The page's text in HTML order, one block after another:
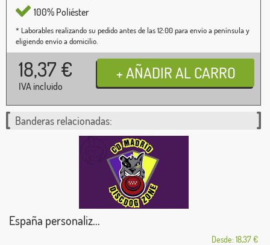
100% Poliéster
* Laborables realizando su pedido antes de las 12:00 para envío a península y
eligiendo envío a domicilio.
18,37 €
IVA incluido
Banderas relacionadas:
España personaliz...
Desde: 18,37 €